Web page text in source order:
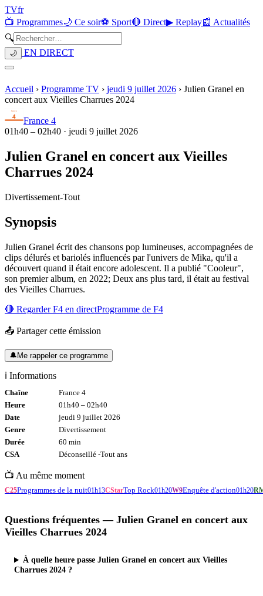
TVfr
📺 Programmes🌙 Ce soir⚽ Sport🔴 Direct▶ Replay📰 Actualités
🔍
🌙 EN DIRECT
Accueil › Programme TV › jeudi 9 juillet 2026 › Julien Granel en
concert aux Vieilles Charrues 2024
France 4
01h40 – 02h40 · jeudi 9 juillet 2026
Julien Granel en concert aux Vieilles
Charrues 2024
Divertissement-Tout
Synopsis
Julien Granel écrit des chansons pop lumineuses, accompagnées de
clips délurés et bariolés influencés par l'univers de Mika, qu'il a
découvert quand il était encore adolescent. Il a publié "Cooleur",
son premier album, en 2022; Deux ans plus tard, il était au festival
des Vieilles Charrues.
🔴 RegarderF4 en directProgramme de F4
📤 Partager cette émission
🔔Me rappeler ce programme
ℹ️ Informations
Chaîne
France 4
Heure
01h40 – 02h40
Date
jeudi 9 juillet 2026
Genre
Divertissement
Durée
60 min
CSA
Déconseillé -Tout ans
📺 Au même moment
C25Programmes de la nuit01h13CStarTop Rock01h20W9Enquête d'action01h20
Questions fréquentes — Julien Granel en concert aux
Vieilles Charrues 2024
À quelle heure passe Julien Granel en concert aux Vieilles
Charrues 2024 ?